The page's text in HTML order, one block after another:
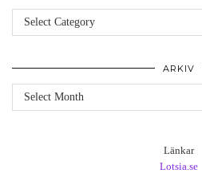
Kategorier
ARKIV
Arkiv
Länkar
Lotsia.se